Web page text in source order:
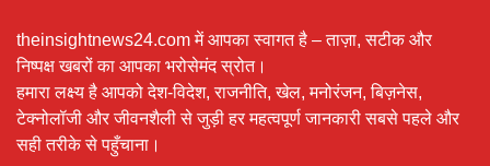
theinsightnews24.com में आपका स्वागत है – ताज़ा, सटीक और
निष्पक्ष खबरों का आपका भरोसेमंद स्रोत।
हमारा लक्ष्य है आपको देश-विदेश, राजनीति, खेल, मनोरंजन, बिज़नेस,
टेक्नोलॉजी और जीवनशैली से जुड़ी हर महत्वपूर्ण जानकारी सबसे पहले और
सही तरीके से पहुँचाना।